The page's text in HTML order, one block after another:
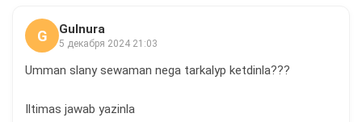
G Gulnura
5 декабря 2024 21:03
Umman slany sewaman nega tarkalyр ketdinla???
Iltimas jawab yazinla